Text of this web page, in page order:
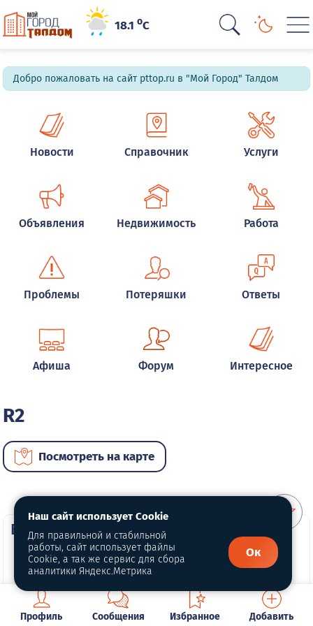
18.1oC
Добро пожаловать на сайт pttop.ru в "Мой Город" Талдом
Новости Справочник Услуги
Объявления Недвижимость Работа
Проблемы Потеряшки Ответы
Афиша Форум Интересное
R2
Посмотреть на карте
ВИП автомобили
Профиль Сообщения Избранное Добавить
Наш сайт использует Cookie
Для правильной и стабильной
работы, сайт использует файлы
Cookie, а так же сервис для сбора
аналитики Яндекс.Метрика
Ок